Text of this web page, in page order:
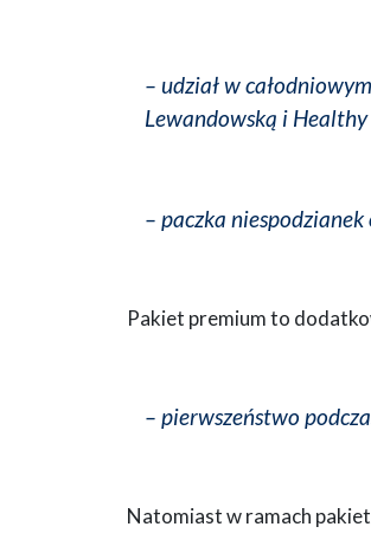
– udział w
Lewandowską i Healthy
– paczka
Pakiet premium to
– pierwszeństwo
Natomiast w ramach